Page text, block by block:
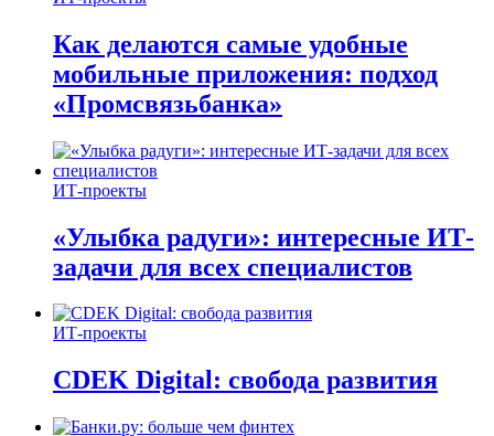
Как делаются самые удобные
мобильные приложения: подход
«Промсвязьбанка»
ИТ-проекты
«Улыбка радуги»: интересные ИТ-
задачи для всех специалистов
ИТ-проекты
CDEK Digital: свобода развития